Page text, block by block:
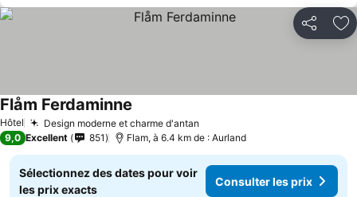
Partager
Hôtel Design moderne et charme d'antan
Flåm Ferdaminne
9,0 Excellent 851 Flam, à 6.4 km de : Aurland
Sélectionnez des dates pour voir
les prix exacts
Consulter les prix